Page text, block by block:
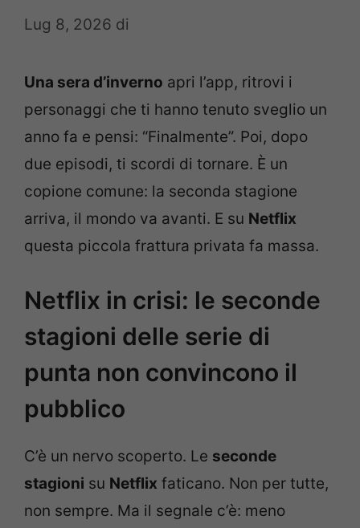
Lug 8, 2026 di
Una sera d’inverno apri l’app, ritrovi i
personaggi che ti hanno tenuto sveglio un
anno fa e pensi: “Finalmente”. Poi, dopo
due episodi, ti scordi di tornare. È un
copione comune: la seconda stagione
arriva, il mondo va avanti. E su Netflix
questa piccola frattura privata fa massa.
Netflix in crisi: le seconde
stagioni delle serie di
punta non convincono il
pubblico
C’è un nervo scoperto. Le seconde
stagioni su Netflix faticano. Non per tutte,
non sempre. Ma il segnale c’è: meno